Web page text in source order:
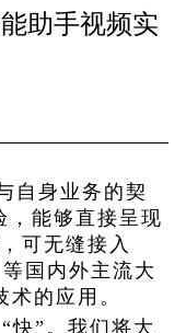
助手视频实
自身业务的契
，能够直接呈现
可无缝接入
国内外主流大
的应用。
快”。我们将大